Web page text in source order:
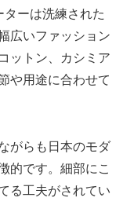
ーは洗練された
広いファッション
ットン、カシミア
や用途に合わせて
がらも日本のモダ
的です。細部にこ
る工夫がされてい